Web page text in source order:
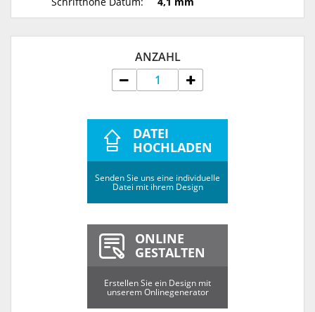
ANZAHL
DATEI
HOCHLADEN
Senden Sie uns eine individuelle
Datei mit ihrem Design
ONLINE
GESTALTEN
Erstellen Sie ein Design mit
unserem Onlinegenerator